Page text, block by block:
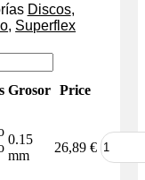
Discos,
, Superflex
Grosor Price
0.15
mm
26,89 €